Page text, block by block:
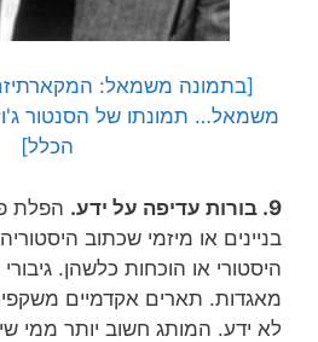
[בתמונה משמאל:
משמאל… תמונתו של הסנטור
הכלל]
9. בורות עדיפה על ידע.
הפלת
בניינים או מיזמי שכתוב
היסטורי או הוכחות כלשהן.
מאגדות. תארים אקדמיים
לא ידע. המותג חשוב יותר ממי